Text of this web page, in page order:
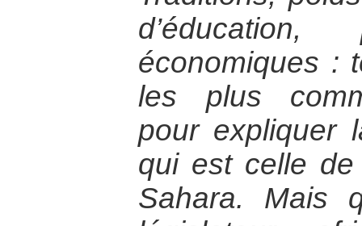
d’éducation,
économiques :
les plus
pour expliquer
qui est celle
Sahara. Mais